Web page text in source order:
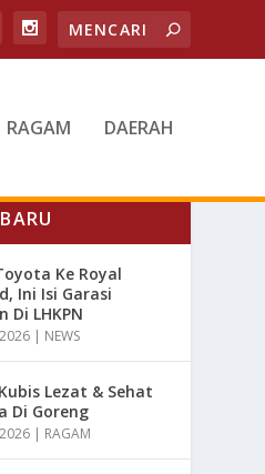
RAGAM DAERAH
Ke Royal
Ini Isi Garasi
Di LHKPN
| NEWS
Lezat & Sehat
Di Goreng
| RAGAM